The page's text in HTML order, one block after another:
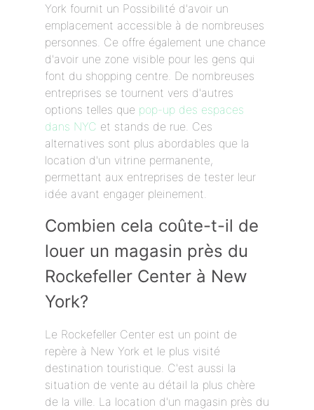
York fournit un Possibilité d'avoir un
emplacement accessible à de nombreuses
personnes. Ce offre également une chance
d'avoir une zone visible pour les gens qui
font du shopping centre. De nombreuses
entreprises se tournent vers d'autres
options telles que pop-up des espaces
dans NYC et stands de rue. Ces
alternatives sont plus abordables que la
location d'un vitrine permanente,
permettant aux entreprises de tester leur
idée avant engager pleinement.
Combien cela coûte-t-il de
louer un magasin près du
Rockefeller Center à New
York?
Le Rockefeller Center est un point de
repère à New York et le plus visité
destination touristique. C'est aussi la
situation de vente au détail la plus chère
de la ville. La location d'un magasin près du